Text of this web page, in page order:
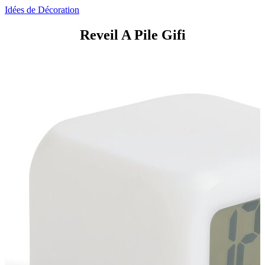
Idées de Décoration
Reveil A Pile Gifi